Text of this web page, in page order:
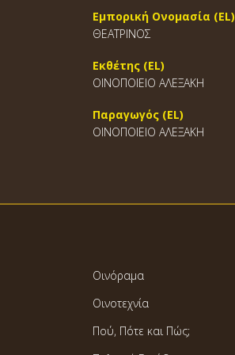
Εμπορική Ονομασία (EL)
ΘΕΑΤΡΙΝΟΣ
Εκθέτης (EL)
ΟΙΝΟΠΟΙΕΙΟ ΑΛΕΞΑΚΗ
Παραγωγός (EL)
ΟΙΝΟΠΟΙΕΙΟ ΑΛΕΞΑΚΗ
Οινόραμα
Οινοτεχνία
Πού, Πότε και Πώς;